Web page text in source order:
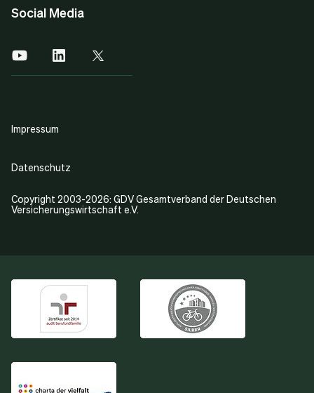
Social Media
Copyright 2003-2026: GDV Gesamtverband der Deutschen
Versicherungswirtschaft e.V.
Impressum
Datenschutz